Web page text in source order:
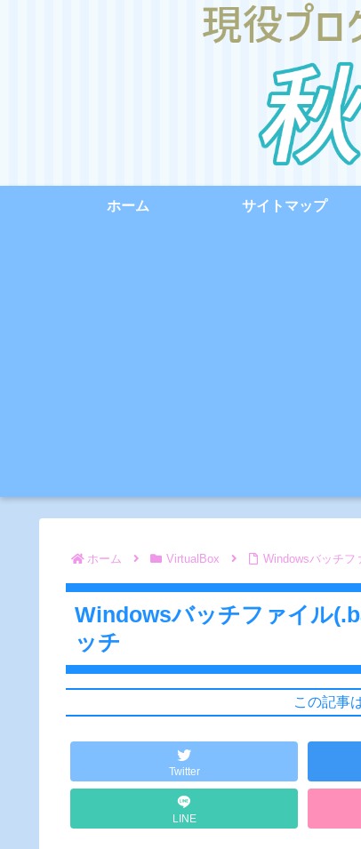
ホーム サイトマップ
ホーム VirtualBox Windowsバッチフ
Windowsバッチファイル
ッチ
この記事
Twitter
LINE